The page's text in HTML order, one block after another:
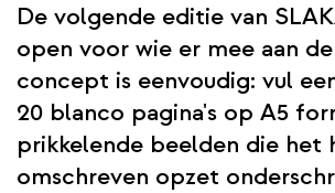
De volgende editie van
open voor wie er mee aan
concept is eenvoudig: vul
20 blanco pagina's op A5
prikkelende beelden die het
omschreven opzet